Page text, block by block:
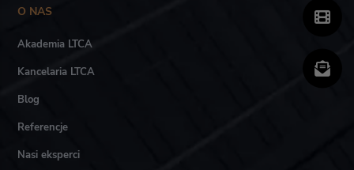
O NAS
Akademia LTCA
Kancelaria LTCA
Blog
Referencje
Nasi eksperci